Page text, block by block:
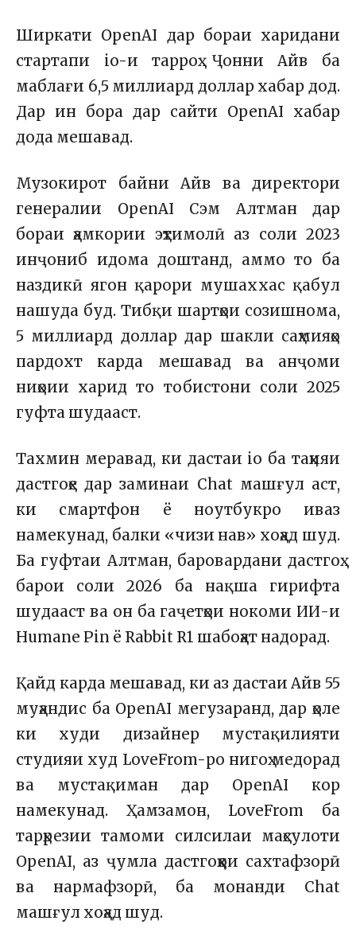
Ширкати OpenAI дар бораи харидани
стартапи io-и тарроҳ Ҷонни Айв ба
маблағи 6,5 миллиард доллар хабар дод.
Дар ин бора дар сайти OpenAI хабар
дода мешавад.
Музокирот байни Айв ва директори
генералии OpenAI Сэм Алтман дар
бораи ҳамкории эҳтимолӣ аз соли 2023
инҷониб идома доштанд, аммо то ба
наздикӣ ягон қарори мушаххас қабул
нашуда буд. Тибқи шартҳои созишнома,
5 миллиард доллар дар шакли саҳмияҳо
пардохт карда мешавад ва анҷоми
ниҳоии харид то тобистони соли 2025
гуфта шудааст.
Тахмин меравад, ки дастаи io ба таҳияи
дастгоҳе дар заминаи Chat машғул аст,
ки смартфон ё ноутбукро иваз
намекунад, балки «чизи нав» хоҳад шуд.
Ба гуфтаи Алтман, баровардани дастгоҳ
барои соли 2026 ба нақша гирифта
шудааст ва он ба гаҷетҳои нокоми ИИ-и
Humane Pin ё Rabbit R1 шабоҳат надорад.
Қайд карда мешавад, ки аз дастаи Айв 55
муҳандис ба OpenAI мегузаранд, дар ҳоле
ки худи дизайнер мустақилияти
студияи худ LoveFrom-ро нигоҳ медорад
ва мустақиман дар OpenAI кор
намекунад. Ҳамзамон, LoveFrom ба
тарҳрезии тамоми силсилаи маҳсулоти
OpenAI, аз ҷумла дастгоҳҳои сахтафзорӣ
ва нармафзорӣ, ба монанди Chat
машғул хоҳад шуд.